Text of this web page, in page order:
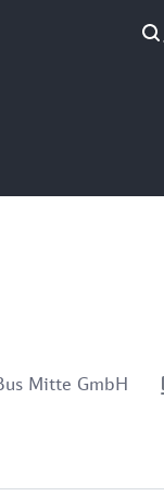
Mitte GmbH